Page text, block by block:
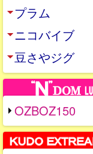
プラム
ニコバイブ
豆さやジグ
OZBOZ150